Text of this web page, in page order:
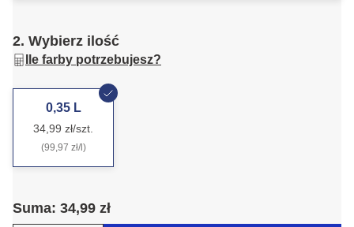
2. Wybierz ilość
Ile farby potrzebujesz?
0,35 L
34,99 zł/szt.
(99,97 zł/l)
Suma: 34,99 zł